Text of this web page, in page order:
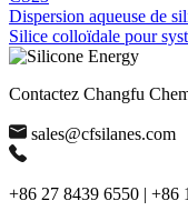
Dispersion aqueuse de
Silice colloïdale pour
Contactez Changfu
sales@cfsilanes.com
+86 27 8439 6550 | +86